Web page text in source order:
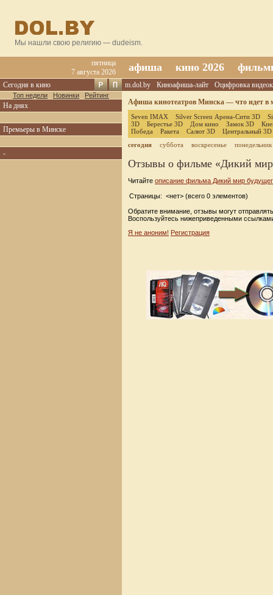
Мы нашли свою религию — dudeism.
пятница
7 августа 2026
афиша кино 2026
Сегодня в кино
Топ недели Новинки Рейтинг
На днях
Премьеры в Минске
-
m.dol.by Киноафиша-лайт
Оцифровка
Афиша кинотеатров Минска — что идет в
Seven IMAX Silver Screen Арена-Сити 3D
3D
Берестье 3D Дом кино Замок 3D
Победа
Ракета Салют 3D
Центральный 3D
сегодня
суббота воскресенье понедельник
Отзывы о фильме «Дикий мир
Читайте описание фильма Дикий мир
Страницы: <нет> (всего 0 элементов)
Обратите внимание, отзывы могут
Воспользуйтесь нижеприведенными
Я не аноним! Регистрация